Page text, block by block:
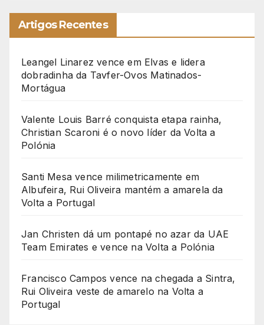
Artigos Recentes
Leangel Linarez vence em Elvas e lidera
dobradinha da Tavfer-Ovos Matinados-
Mortágua
Valente Louis Barré conquista etapa rainha,
Christian Scaroni é o novo líder da Volta a
Polónia
Santi Mesa vence milimetricamente em
Albufeira, Rui Oliveira mantém a amarela da
Volta a Portugal
Jan Christen dá um pontapé no azar da UAE
Team Emirates e vence na Volta a Polónia
Francisco Campos vence na chegada a Sintra,
Rui Oliveira veste de amarelo na Volta a
Portugal